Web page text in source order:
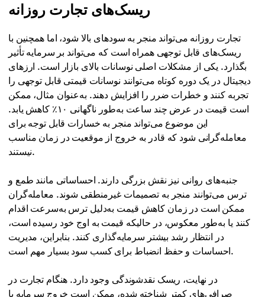
ریسک‌های تجارت روزانه
تجارت روزانه می‌تواند منجر به سودهای بالا شود، اما همچنین با
ریسک‌های قابل توجهی همراه است که می‌تواند بر سرمایه تأثیر
بگذارد. یکی از مشکلات اصلی نوسانات بالای بازار است. ارزهای
دیجیتال در یک دوره کوتاه می‌توانند نوسانات قیمتی قابل توجهی را
تجربه کنند و خطرات ضرر را افزایش دهند. به‌عنوان مثال، ممکن
است قیمت در عرض چند ساعت به‌طور ناگهانی ۱۰٪ کاهش یابد.
این موضوع می‌تواند منجر به خسارات قابل توجه برای
معامله‌گرانی شود که قادر به خروج از موقعیت در زمان مناسب
نیستند.
جنبه‌های روانی نیز نقش بزرگی دارند. احساساتی مانند طمع و
ترس می‌توانند منجر به تصمیمات غیرمنطقی شوند. معامله‌گران
ممکن است در زمان کاهش قیمت به‌دلیل ترس به‌سرعت اقدام
کنند یا به‌طور معکوس، در حالیکه قیمت به اوج خود رسیده است،
در انتظار رشد بیشتر سرمایه‌گذاری کنند. بنابراین، مدیریت
احساسات و حفظ انضباط برای کسب سود بسیار مهم است.
در نهایت، ریسک نقدشوندگی وجود دارد. هنگام تجارت در
صرافی‌های کمتر شناخته شده، ممکن است خروج سرمایه با